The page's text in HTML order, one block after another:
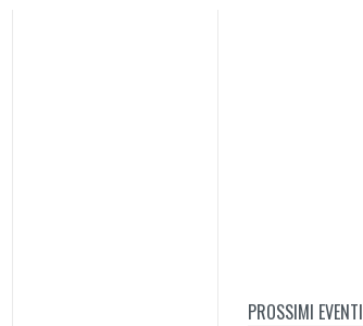
PROSSIMI EVENTI